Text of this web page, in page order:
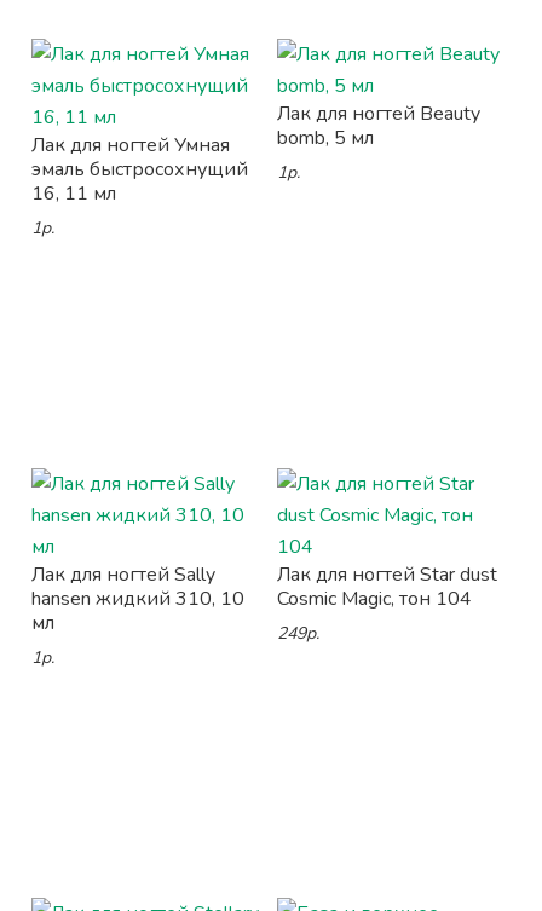
Лак для ногтей Умная
эмаль быстросохнущий
16, 11 мл
1р.
Лак для ногтей Beauty
bomb, 5 мл
1р.
Лак для ногтей Sally
hansen жидкий 310, 10
мл
1р.
Лак для ногтей Star dust
Cosmic Magic, тон 104
249р.